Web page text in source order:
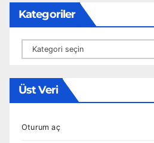
Kategoriler
Kategoriler
Üst Veri
Oturum aç